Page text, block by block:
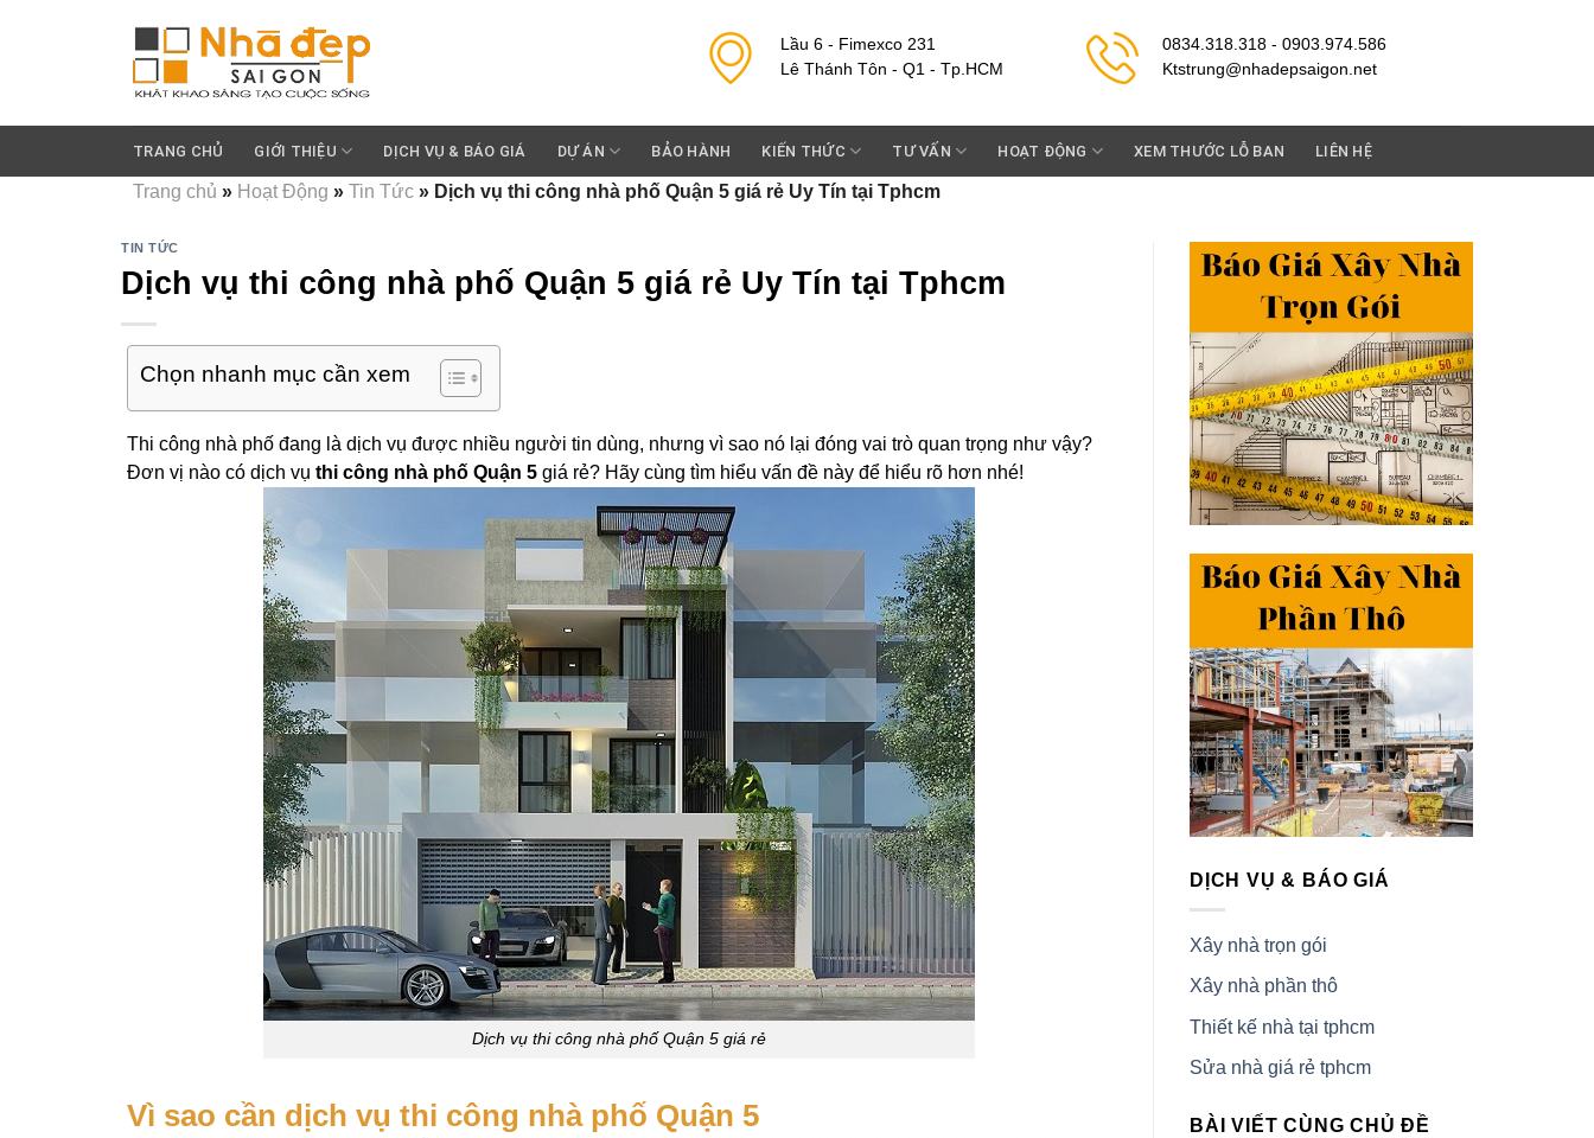
Lầu 6 - Fimexco 231
Lê Thánh Tôn - Q1 - Tp.HCM
0834.318.318 - 0903.974.586
Ktstrung@nhadepsaigon.net
TRANG CHỦ GIỚI THIỆU DỊCH VỤ & BÁO GIÁ DỰ ÁN BẢO HÀNH KIẾN THỨC TƯ VẤN HOẠT ĐỘNG XEM THƯỚC LỖ BAN LIÊN HỆ
Trang chủ » Hoạt Động » Tin Tức » Dịch vụ thi công nhà phố Quận 5 giá rẻ Uy Tín tại Tphcm
TIN TỨC
Dịch vụ thi công nhà phố Quận 5 giá rẻ Uy Tín tại Tphcm
Chọn nhanh mục cần xem
Thi công nhà phố đang là dịch vụ được nhiều người tin dùng, nhưng vì sao nó lại đóng vai trò quan trọng như vậy?
Đơn vị nào có dịch vụ thi công nhà phố Quận 5 giá rẻ? Hãy cùng tìm hiểu vấn đề này để hiểu rõ hơn nhé!
Dịch vụ thi công nhà phố Quận 5 giá rẻ
Vì sao cần dịch vụ thi công nhà phố Quận 5
DỊCH VỤ & BÁO GIÁ
Xây nhà trọn gói
Xây nhà phần thô
Thiết kế nhà tại tphcm
Sửa nhà giá rẻ tphcm
BÀI VIẾT CÙNG CHỦ ĐỀ